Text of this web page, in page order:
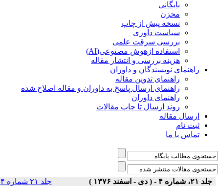
بایگانی
مخزن
نسخه پیش از چاپ
سیاست داوری
بررسی سرقت علمی
استفاده ازهوش مصنوعی(AI)
هزینه بررسی و انتشار مقاله
راهنمای نویسندگان و داوران
راهنمای تدوین مقاله
راهنمای ارسال پاسخ به داوران و مقاله اصلاح شده
راهنمای داوران
روند ارسال تا چاپ مقالات
ارسال مقاله
ثبت نام
تماس با ما
جلد ۲۱، شماره ۴ - ( دی - اسفند ۱۳۷۶ )
جلد ۲۱ شماره ۴